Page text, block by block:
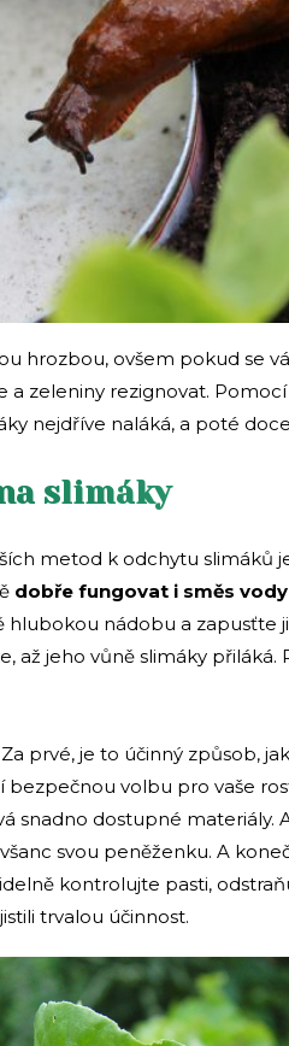
hrozbou, ovšem pokud se
zeleniny rezignovat.
nejdříve naláká, a poté
slimáky
metod k odchytu slimáků
dobře fungovat i směs
nádobu a zapusťte
až jeho vůně slimáky přiláká.
prvé, je to účinný způsob,
bezpečnou volbu pro vaše
snadno dostupné materiály.
svou peněženku. A
kontrolujte pasti,
trvalou účinnost.